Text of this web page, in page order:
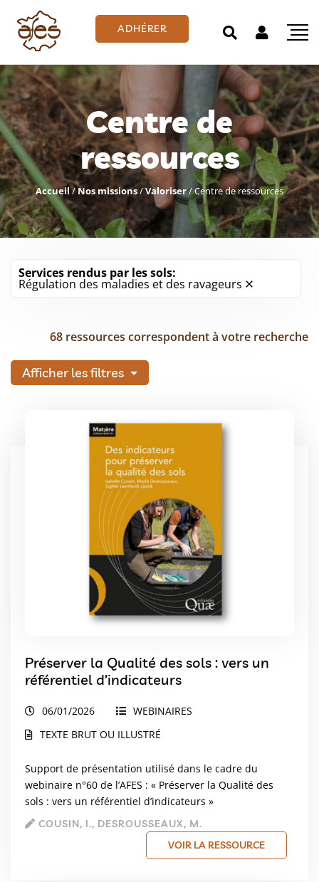
ADHÉRER
Centre de
ressources
Accueil/Nos missions/Valoriser/Centre de ressources
Services rendus par les sols:
Régulation des maladies et des ravageurs
68 ressources correspondent à votre recherche
Afficher les filtres
Préserver la Qualité des sols : vers un
référentiel d’indicateurs
06/01/2026
WEBINAIRES
TEXTE BRUT OU ILLUSTRÉ
Support de présentation utilisé dans le cadre du
webinaire n°60 de l’AFES : « Préserver la Qualité des
sols : vers un référentiel d’indicateurs »
COUSIN, I., DESROUSSEAUX, M.
VOIR LA RESSOURCE